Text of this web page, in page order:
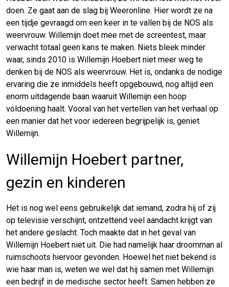
doen. Ze gaat aan de slag bij Weeronline. Hier wordt ze na
een tijdje gevraagd om een keer in te vallen bij de NOS als
weervrouw. Willemijn doet mee met de screentest, maar
verwacht totaal geen kans te maken. Niets bleek minder
waar, sinds 2010 is Willemijn Hoebert niet meer weg te
denken bij de NOS als weervrouw. Het is, ondanks de nodige
ervaring die ze inmiddels heeft opgebouwd, nog altijd een
enorm uitdagende baan waaruit Willemijn een hoop
voldoening haalt. Vooral van het vertellen van het verhaal op
een manier dat het voor iedereen begrijpelijk is, geniet
Willemijn.
Willemijn Hoebert partner,
gezin en kinderen
Het is nog wel eens gebruikelijk dat iemand, zodra hij of zij
op televisie verschijnt, ontzettend veel aandacht krijgt van
het andere geslacht. Toch maakte dat in het geval van
Willemijn Hoebert niet uit. Die had namelijk haar droomman al
ruimschoots hiervoor gevonden. Hoewel het niet bekend is
wie haar man is, weten we wel dat hij samen met Willemijn
een bedrijf in de medische sector heeft. Samen hebben ze